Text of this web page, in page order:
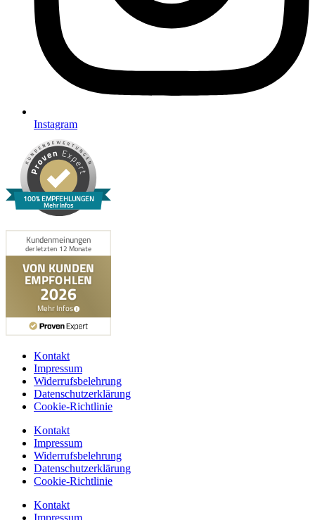
Instagram
100% EMPFEHLUNGEN
Mehr Infos
Kontakt
Impressum
Widerrufsbelehrung
Datenschutzerklärung
Cookie-Richtlinie
Kontakt
Impressum
Widerrufsbelehrung
Datenschutzerklärung
Cookie-Richtlinie
Kontakt
Impressum